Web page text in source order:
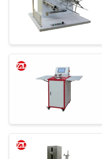
관
락
밴버리